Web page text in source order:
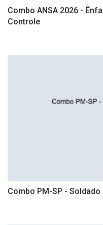
Combo ANSA 2026 -
Controle
Combo PM-SP - Soldado